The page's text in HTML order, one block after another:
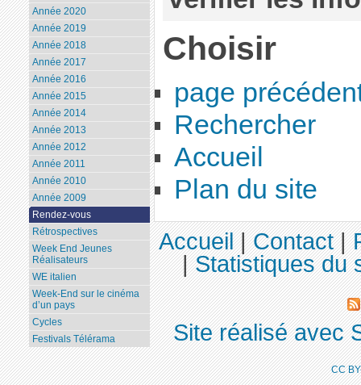
Choisir
page
Rechercher
Accueil
Plan du site
Année 2020
Année 2019
Année 2018
Année 2017
Année 2016
Année 2015
Année 2014
Année 2013
Année 2012
Année 2011
Année 2010
Année 2009
Rendez-vous
Rétrospectives
Week End Jeunes
Réalisateurs
WE italien
Week-End sur le cinéma
d’un pays
Cycles
Festivals Télérama
Accueil|Contact|
|Statistiques du
Site réalisé avec
CC